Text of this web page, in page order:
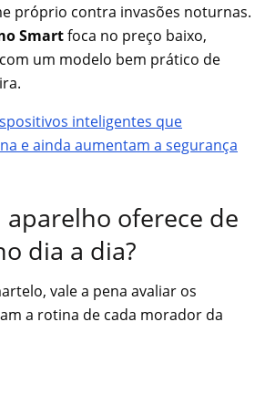
próprio contra invasões noturnas.
Smartfoca no preço baixo,
com um modelo bem prático de
inteligentes que
e ainda aumentam a segurança
aparelho oferece de
dia a dia?
vale a pena avaliar os
a rotina de cada morador da